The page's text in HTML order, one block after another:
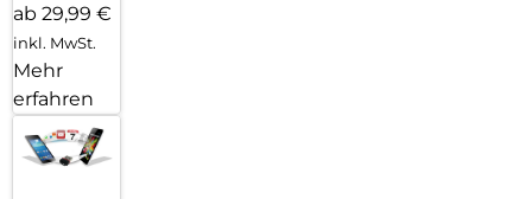
ab 29,99 €
inkl. MwSt.
Mehr
erfahren